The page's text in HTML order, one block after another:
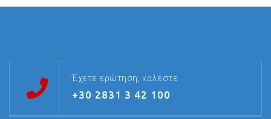
Έχετε ερώτηση; καλέστε
+30 2831 3 42 100